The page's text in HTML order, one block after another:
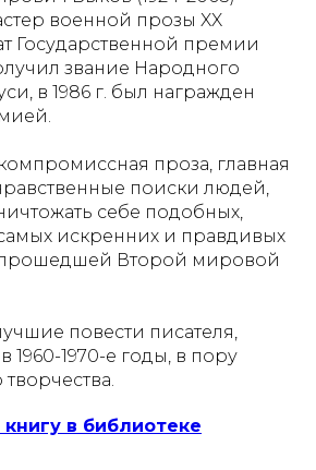
военной прозы XX
Государственной премии
звание Народного
в 1986 г. был награжден
проза, главная
поиски людей,
себе подобных,
искренних и правдивых
прошедшей Второй мировой
повести писателя,
1960-1970-е годы, в пору
в библиотеке